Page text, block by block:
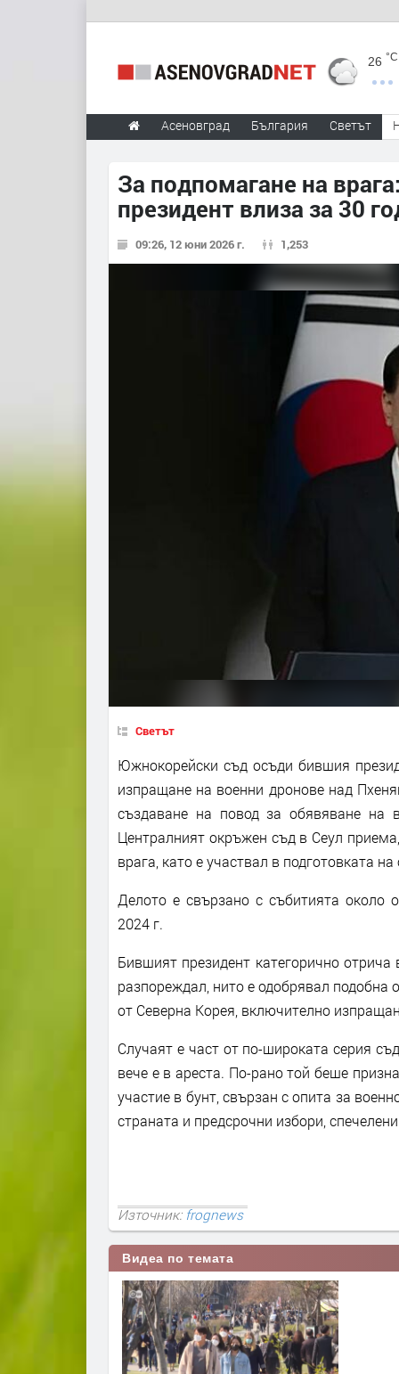
26 °C
Асеновград България Светът
За подпомагане на
президент влиза за 30
09:26, 12 юни 2026 г. 1,253
Светът
Южнокорейски съд осъди бившия
изпращане на военни дронове над
създаване на повод за обявяване на
Централният окръжен съд в Сеул
врага, като е участвал в подготовката
Делото е свързано с събитията около
2024 г.
Бившият президент категорично
разпореждал, нито е одобрявал подобна
от Северна Корея, включително
Случаят е част от по-широката серия
вече е в ареста. По-рано той беше
участие в бунт, свързан с опита за
страната и предсрочни избори,
Източник:frognews
Видеа по темата